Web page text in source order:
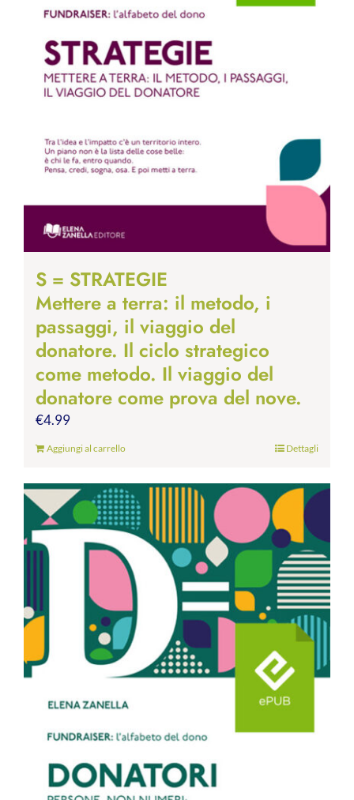
S = STRATEGIE
Mettere a terra: il metodo, i
passaggi, il viaggio del
donatore. Il ciclo strategico
come metodo. Il viaggio del
donatore come prova del nove.
€4.99
Aggiungi al carrello Dettagli